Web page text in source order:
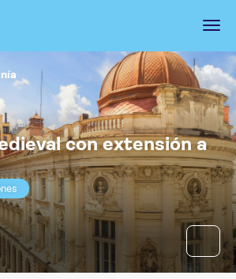
con extensión a